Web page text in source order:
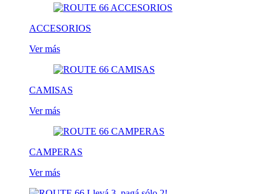
ACCESORIOS
Ver más
CAMISAS
Ver más
CAMPERAS
Ver más